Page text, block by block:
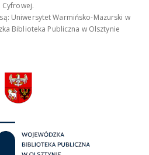
Cyfrowej.
Uniwersytet Warmińsko-Mazurski w
Biblioteka Publiczna w Olsztynie